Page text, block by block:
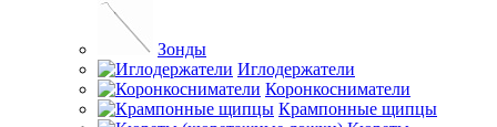
Зонды
Иглодержатели
Коронкосниматели
Крампонные щипцы